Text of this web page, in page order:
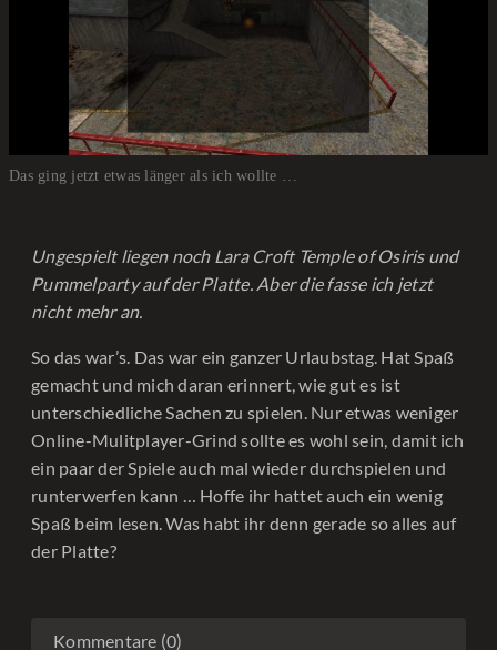
Das ging jetzt etwas länger als ich wollte …
Ungespielt liegen noch Lara Croft Temple of Osiris und
Pummelparty auf der Platte. Aber die fasse ich jetzt
nicht mehr an.
So das war’s. Das war ein ganzer Urlaubstag. Hat Spaß
gemacht und mich daran erinnert, wie gut es ist
unterschiedliche Sachen zu spielen. Nur etwas weniger
Online-Mulitplayer-Grind sollte es wohl sein, damit ich
ein paar der Spiele auch mal wieder durchspielen und
runterwerfen kann … Hoffe ihr hattet auch ein wenig
Spaß beim lesen. Was habt ihr denn gerade so alles auf
der Platte?
Kommentare (0)